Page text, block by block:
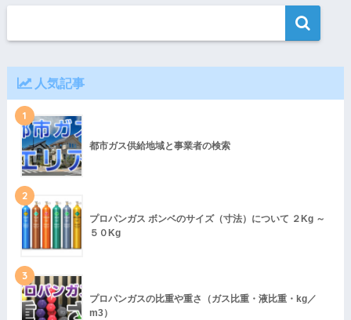
【半角英数】
8 築年数
現在建築中などで未入居の方は「0」(数字のゼロ)を入力し
て下さい。
人気記事
1
都市ガス供給地域と事業者の検索
2
プロパンガス ボンベのサイズ（寸法）について ２Kg ～
５０Kg
3
プロパンガスの比重や重さ（ガス比重・液比重・kg／
m3）